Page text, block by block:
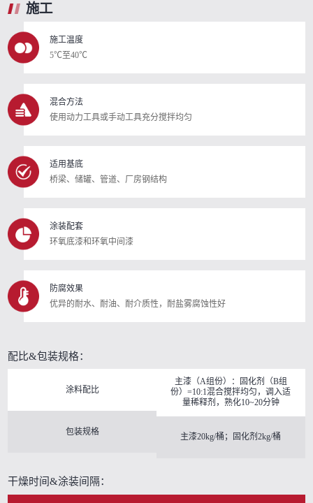
施工
施工温度
5℃至40℃
混合方法
使用动力工具或手动工具充分搅拌均匀
适用基底
桥梁、储罐、管道、厂房钢结构
涂装配套
环氧底漆和环氧中间漆
防腐效果
优异的耐水、耐油、耐介质性，耐盐雾腐蚀性好
配比&包装规格：
涂料配比
包装规格
主漆（A组份）：固化剂（B组
份）=10:1混合搅拌均匀，调入适
量稀释剂，熟化10~20分钟
主漆20kg/桶；固化剂2kg/桶
干燥时间&涂装间隔：